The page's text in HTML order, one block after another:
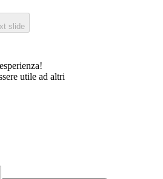
slide
utile ad altri